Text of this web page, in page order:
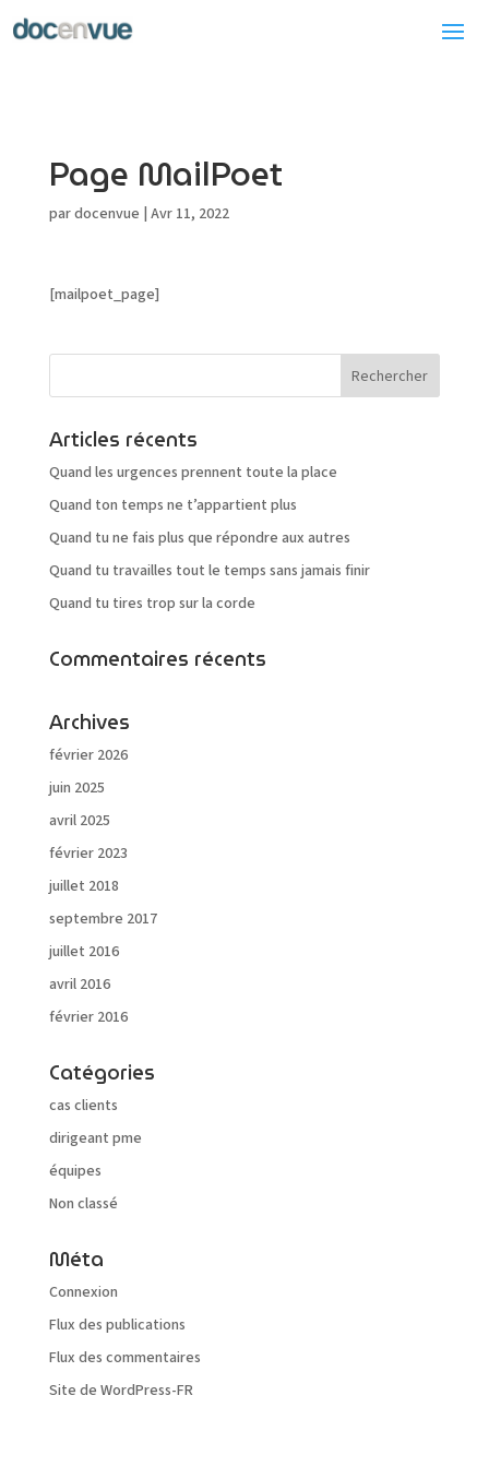
Page MailPoet
pardocenvue Avr 11, 2022
[mailpoet_page]
Articles récents
Quand les urgences prennent toute la place
Quand ton temps ne t’appartient plus
Quand tu ne fais plus que répondre aux autres
Quand tu travailles tout le temps sans jamais finir
Quand tu tires trop sur la corde
Commentaires récents
Archives
février 2026
juin 2025
avril 2025
février 2023
juillet 2018
septembre 2017
juillet 2016
avril 2016
février 2016
Catégories
cas clients
dirigeant pme
équipes
Non classé
Méta
Connexion
Flux des publications
Flux des commentaires
Site de WordPress-FR